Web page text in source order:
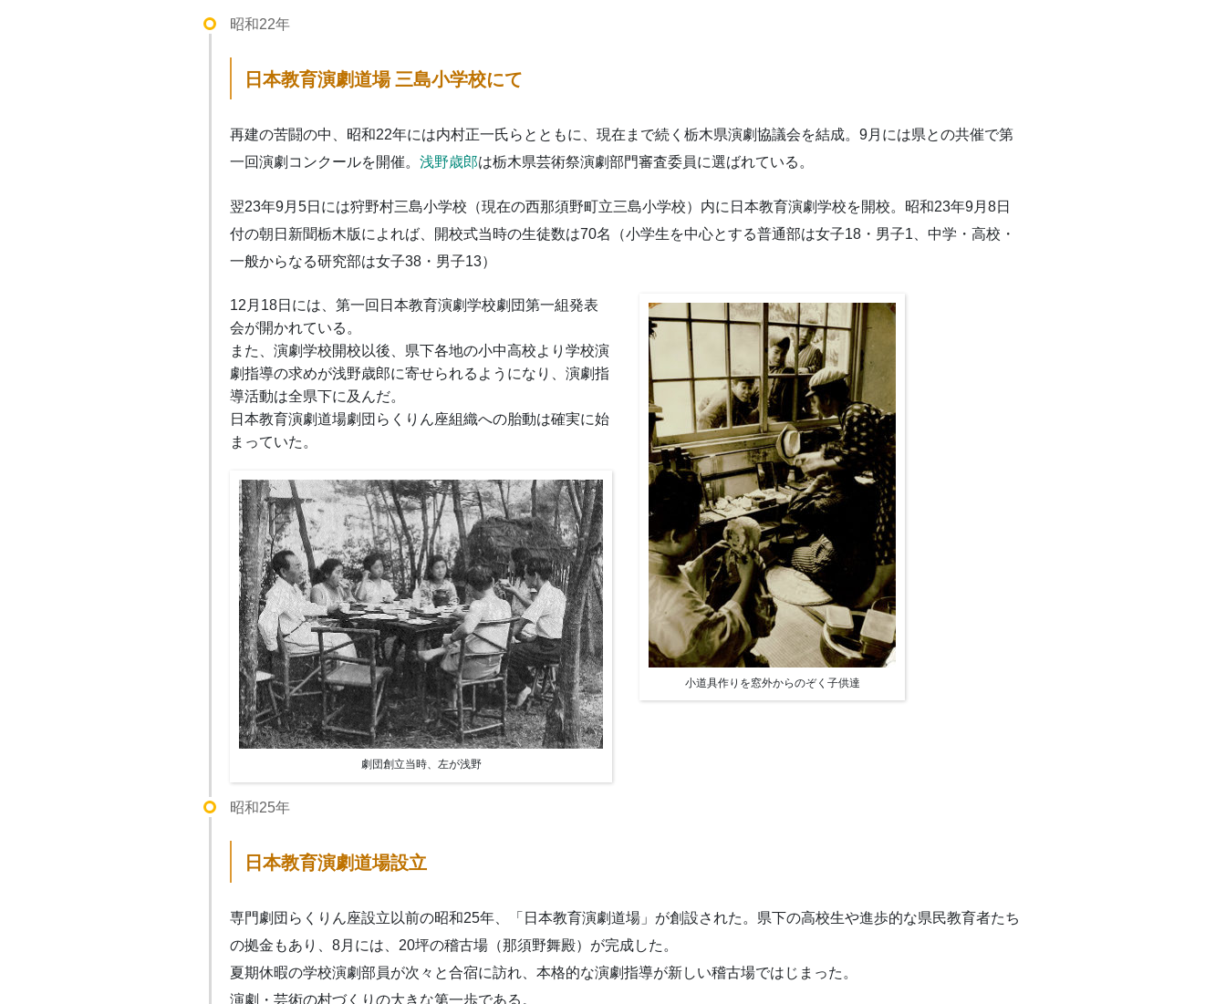
昭和22年
日本教育演劇道場 三島小学校にて
再建の苦闘の中、昭和22年には内村正一氏らとともに、現在まで続く栃木県演劇協議会を結成。9月には県との共催で第
一回演劇コンクールを開催。 浅野歳郎は栃木県芸術祭演劇部門審査委員に選ばれている。
翌23年9月5日には狩野村三島小学校（現在の西那須野町立三島小学校）内に日本教育演劇学校を開校。昭和23年9月8日
付の朝日新聞栃木版によれば、開校式当時の生徒数は70名（小学生を中心とする普通部は女子18・男子1、中学・高校・
一般からなる研究部は女子38・男子13）
12月18日には、第一回日本教育演劇学校劇団第一組発表
会が開かれている。
また、演劇学校開校以後、県下各地の小中高校より学校演
劇指導の求めが浅野歳郎に寄せられるようになり、演劇指
導活動は全県下に及んだ。
日本教育演劇道場劇団らくりん座組織への胎動は確実に始
まっていた。
劇団創立当時、左が浅野
小道具作りを窓外からのぞく子供達
昭和25年
日本教育演劇道場設立
専門劇団らくりん座設立以前の昭和25年、「日本教育演劇道場」が創設された。県下の高校生や進歩的な県民教育者たち
の拠金もあり、8月には、20坪の稽古場（那須野舞殿）が完成した。
夏期休暇の学校演劇部員が次々と合宿に訪れ、本格的な演劇指導が新しい稽古場ではじまった。
演劇・芸術の村づくりの大きな第一歩である。